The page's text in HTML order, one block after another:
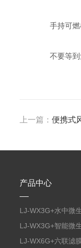
手持可燃检
不要等到危
上一篇： 便携式
产品中心
LJ-WX3G+水中微
膜过滤装置
LJ-WX3G+智能微
限度仪
LJ-WX6G+六联滤